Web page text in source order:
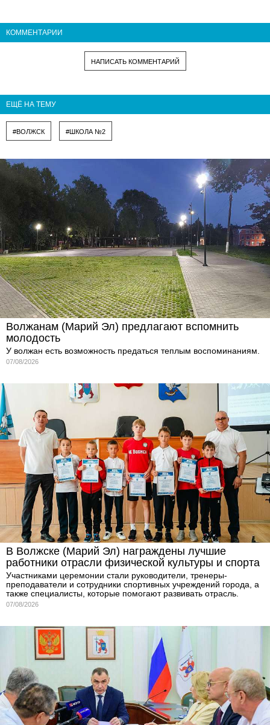
КОММЕНТАРИИ
НАПИСАТЬ КОММЕНТАРИЙ
ЕЩЁ НА ТЕМУ
#ВОЛЖСК #ШКОЛА №2
Волжанам (Марий Эл) предлагают вспомнить
молодость
У волжан есть возможность предаться теплым воспоминаниям.
07/08/2026
В Волжске (Марий Эл) награждены лучшие
работники отрасли физической культуры и спорта
Участниками церемонии стали руководители, тренеры-
преподаватели и сотрудники спортивных учреждений города, а
также специалисты, которые помогают развивать отрасль.
07/08/2026